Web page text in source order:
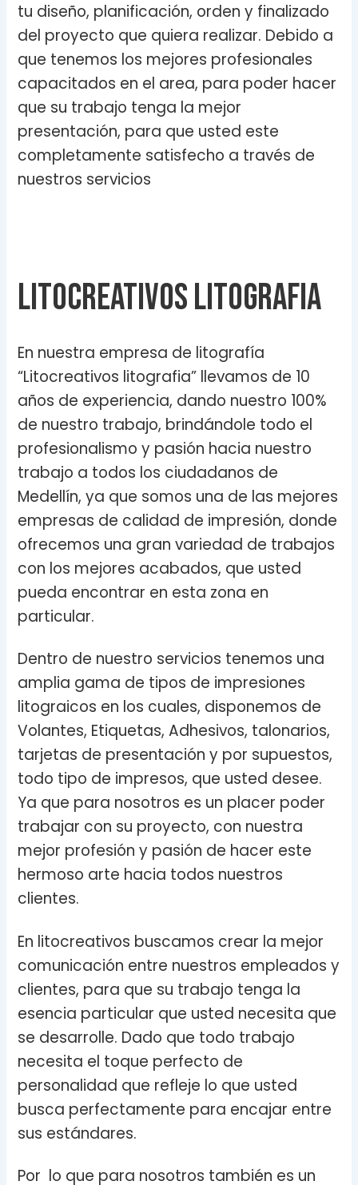
tu diseño, planificación, orden y finalizado
del proyecto que quiera realizar. Debido a
que tenemos los mejores profesionales
capacitados en el area, para poder hacer
que su trabajo tenga la mejor
presentación, para que usted este
completamente satisfecho a través de
nuestros servicios
Litocreativos litografia
En nuestra empresa de litografía
“Litocreativos litografia” llevamos de 10
años de experiencia, dando nuestro 100%
de nuestro trabajo, brindándole todo el
profesionalismo y pasión hacia nuestro
trabajo a todos los ciudadanos de
Medellín, ya que somos una de las mejores
empresas de calidad de impresión, donde
ofrecemos una gran variedad de trabajos
con los mejores acabados, que usted
pueda encontrar en esta zona en
particular.
Dentro de nuestro servicios tenemos una
amplia gama de tipos de impresiones
litograicos en los cuales, disponemos de
Volantes, Etiquetas, Adhesivos, talonarios,
tarjetas de presentación y por supuestos,
todo tipo de impresos, que usted desee.
Ya que para nosotros es un placer poder
trabajar con su proyecto, con nuestra
mejor profesión y pasión de hacer este
hermoso arte hacia todos nuestros
clientes.
En litocreativos buscamos crear la mejor
comunicación entre nuestros empleados y
clientes, para que su trabajo tenga la
esencia particular que usted necesita que
se desarrolle. Dado que todo trabajo
necesita el toque perfecto de
personalidad que refleje lo que usted
busca perfectamente para encajar entre
sus estándares.
Por lo que para nosotros también es un